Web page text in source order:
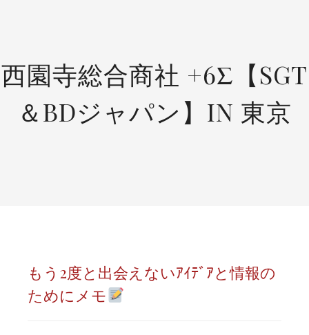
西園寺総合商社 +6Σ【SGT
＆BDジャパン】IN 東京
もう2度と出会えないｱｲﾃﾞｱと情報の
ためにメモ